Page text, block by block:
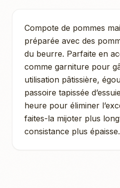
Compote de pommes
préparée avec des
du beurre. Parfaite en
comme garniture pour
utilisation pâtissière,
passoire tapissée
heure pour éliminer
faites-la mijoter plus
consistance plus épaisse.